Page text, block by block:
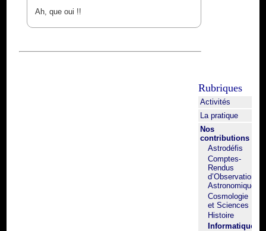
Ah, que oui !!
Rubriques
Activités
La pratique
Nos
contributions
Astrodéfis
Comptes-
Rendus
d’Observation
Astronomique
Cosmologie
et Sciences
Histoire
Informatique